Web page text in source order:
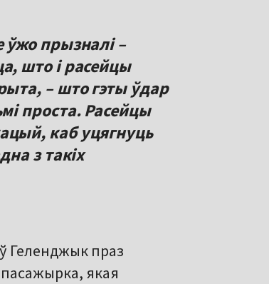
прызналі –
што і расейцы
– што гэты ўдар
проста. Расейцы
каб уцягнуць
з такіх
ў Геленджык праз
якая